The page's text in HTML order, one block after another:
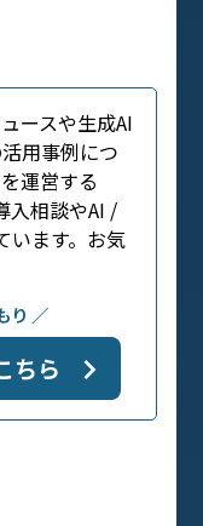
ースや生成AI
用事例につ
運営する
入相談やAI /
います。お気
り ／
ちら